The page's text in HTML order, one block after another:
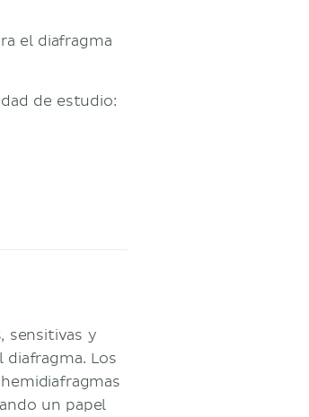
el diafragma
de estudio:
sensitivas y
Los
un papel